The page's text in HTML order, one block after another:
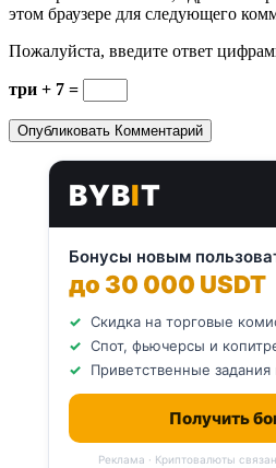
этом браузере для следующего
Пожалуйста, введите ответ
три + 7 =
BYBIT
Бонусы новым
до 30 000 USDT
Скидка на торговые
Спот, фьючерсы и
Приветственные задания
Получить
Реклама · Криптовалюты